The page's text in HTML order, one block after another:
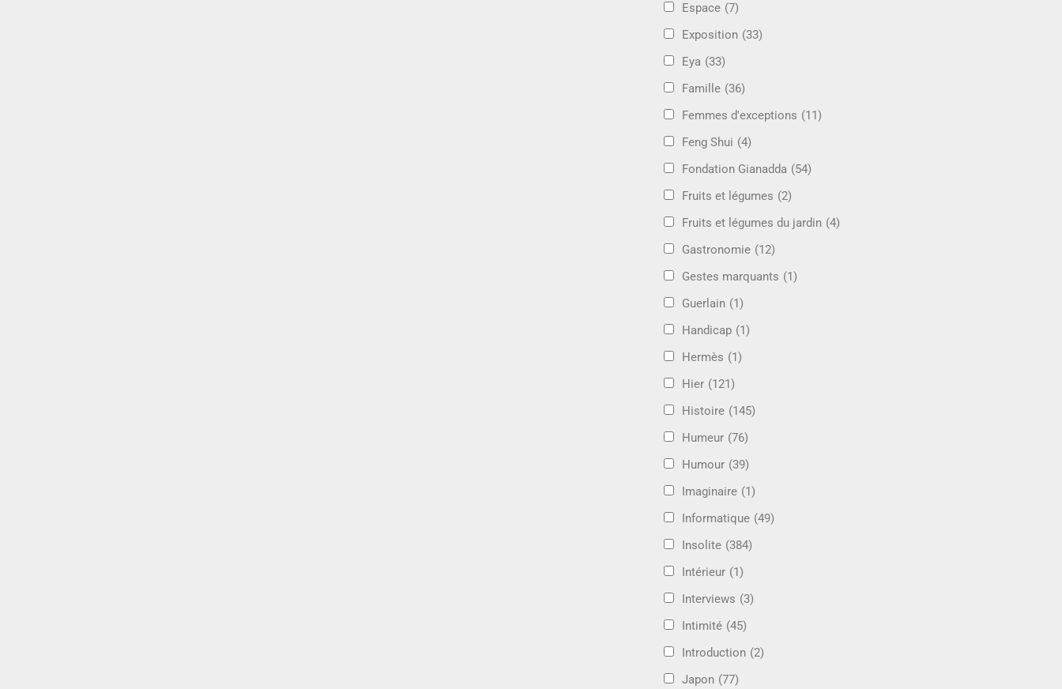
Espace (7)
Exposition (33)
Eya (33)
Famille (36)
Femmes d'exceptions (11)
Feng Shui (4)
Fondation Gianadda (54)
Fruits et légumes (2)
Fruits et légumes du jardin (4)
Gastronomie (12)
Gestes marquants (1)
Guerlain (1)
Handicap (1)
Hermès (1)
Hier (121)
Histoire (145)
Humeur (76)
Humour (39)
Imaginaire (1)
Informatique (49)
Insolite (384)
Intérieur (1)
Interviews (3)
Intimité (45)
Introduction (2)
Japon (77)